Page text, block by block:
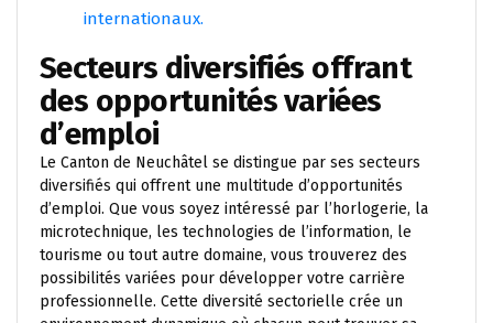
internationaux.
Secteurs diversifiés offrant
des opportunités variées
d’emploi
Le Canton de Neuchâtel se distingue par ses secteurs
diversifiés qui offrent une multitude d’opportunités
d’emploi. Que vous soyez intéressé par l’horlogerie, la
microtechnique, les technologies de l’information, le
tourisme ou tout autre domaine, vous trouverez des
possibilités variées pour développer votre carrière
professionnelle. Cette diversité sectorielle crée un